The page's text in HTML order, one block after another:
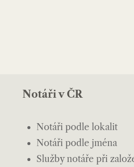
Notáři v ČR
Notáři podle lokalit
Notáři podle jména
Služby notáře při